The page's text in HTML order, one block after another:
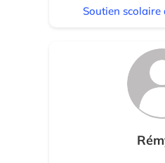
Soutien scolaire